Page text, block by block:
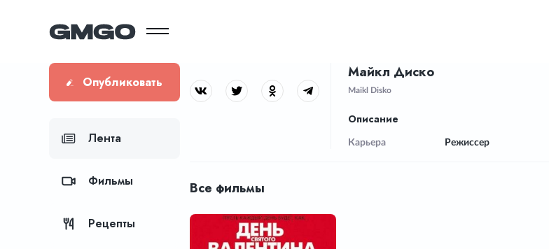
Опубликовать
Лента
Фильмы
Рецепты
Майкл Диско
Maikl Disko
Описание
Карьера Режиссер
Все фильмы